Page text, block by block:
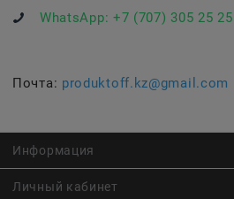
WhatsApp: +7 (707) 305 25 25
Почта: produktoff.kz@gmail.com
Информация
Личный кабинет